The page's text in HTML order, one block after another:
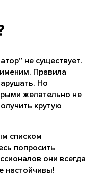
не существует.
Правила
Но
желательно не
крутую
списком
попросить
они всегда
настойчивы!